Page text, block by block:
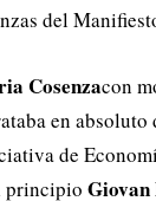
del
Cosenzacon
en absoluto
de
principio